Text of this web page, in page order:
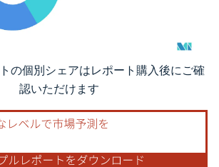
。再利用にはCC BY 4.0の表示が必要です。
の個別シェアはレポート購入後にご確
認いただけます